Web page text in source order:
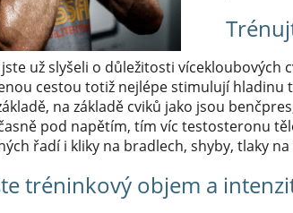
už slyšeli o důležitosti vícekloubových
cestou totiž nejlépe stimulují
na základě cviků jako jsou
pod napětím, tím víc testosteronu
řadí i kliky na bradlech, shyby, tlaky
tréninkový objem a